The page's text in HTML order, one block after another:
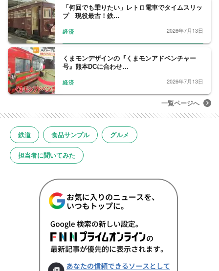
「何回でも乗りたい」レトロ電車でタイムスリッ
プ 現役最古！鉄…
経済 2026年7月13日
くまモンデザインの『くまモンアドベンチャー
号』熊本DCに合わせ…
経済 2026年7月13日
一覧ページへ
鉄道 食品サンプル グルメ
担当者に聞いてみた